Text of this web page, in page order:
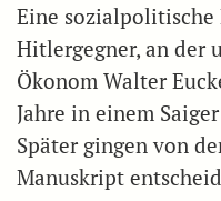
Eine
Hitlergegner, an der
Ökonom Walter
Jahre in einem
Später gingen von
Manuskript